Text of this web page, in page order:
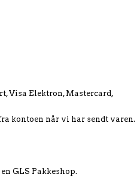
Visa Elektron, Mastercard,
kontoen når vi har sendt varen.
GLS Pakkeshop.